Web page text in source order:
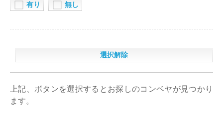
有り 無し
選択解除
上記、ボタンを選択するとお探しのコンベヤが見つかり
ます。